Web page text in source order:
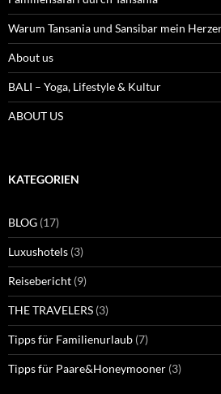
Warum Tansania und Sansibar mein
About us
BALI – Yoga, Lifestyle & Kultur
ABOUT US
KATEGORIEN
BLOG (17)
Luxushotels (3)
Reisebericht (9)
THE TRAVELERS (3)
Tipps für Familienurlaub (7)
Tipps für Paare&Honeymooner (3)